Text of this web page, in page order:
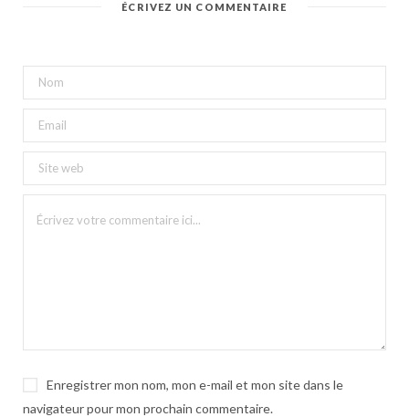
ÉCRIVEZ UN COMMENTAIRE
Enregistrer mon nom, mon e-mail et mon site dans le
navigateur pour mon prochain commentaire.